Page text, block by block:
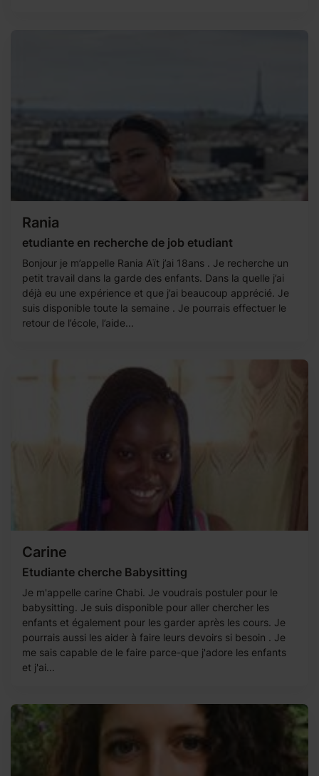
Rania
etudiante en recherche de job etudiant
Bonjour je m’appelle Rania Aït j’ai 18ans . Je recherche un
petit travail dans la garde des enfants. Dans la quelle j’ai
déjà eu une expérience et que j’ai beaucoup apprécié. Je
suis disponible toute la semaine . Je pourrais effectuer le
retour de l’école, l’aide...
Carine
Etudiante cherche Babysitting
Je m'appelle carine Chabi. Je voudrais postuler pour le
babysitting. Je suis disponible pour aller chercher les
enfants et également pour les garder après les cours. Je
pourrais aussi les aider à faire leurs devoirs si besoin . Je
me sais capable de le faire parce-que j'adore les enfants
et j'ai...